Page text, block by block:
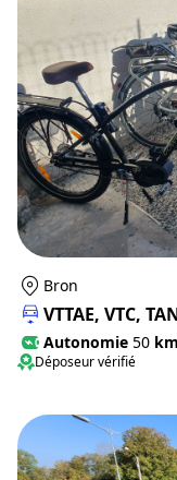
Bron
VTTAE, VTC,
Autonomie 50
Déposeur vérifié